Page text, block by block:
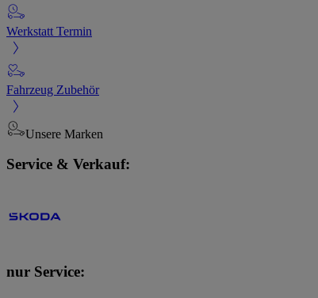
Werkstatt Termin
Fahrzeug Zubehör
Unsere Marken
Service & Verkauf:
nur Service: